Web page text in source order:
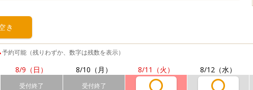
き
予約可能（残りわずか、数字は残数を表示）
8/9 （日） 8/10 （月） 8/11 （火） 8/12（水）
受付終了 受付終了